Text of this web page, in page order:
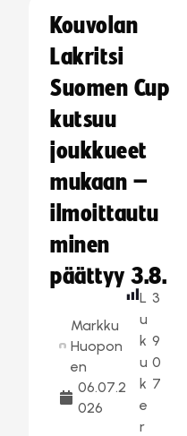
Kouvolan
Lakritsi
Suomen Cup
kutsuu
joukkueet
mukaan –
ilmoittautu
minen
päättyy 3.8.
Markku
Huopon
en
06.07.2
026
L
u
k
u
k
e
r
3
9
0
7